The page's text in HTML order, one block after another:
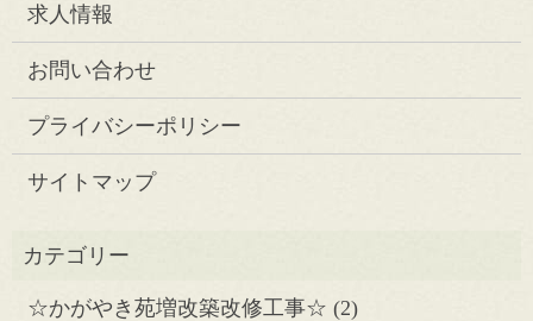
求人情報
お問い合わせ
プライバシーポリシー
サイトマップ
☆かがやき苑増改築改修工事☆ (2)